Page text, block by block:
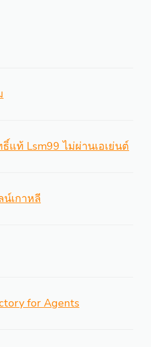
แท้ Lsm99 ไม่ผ่านเอเย่นต์
เกาหลี
for Agents